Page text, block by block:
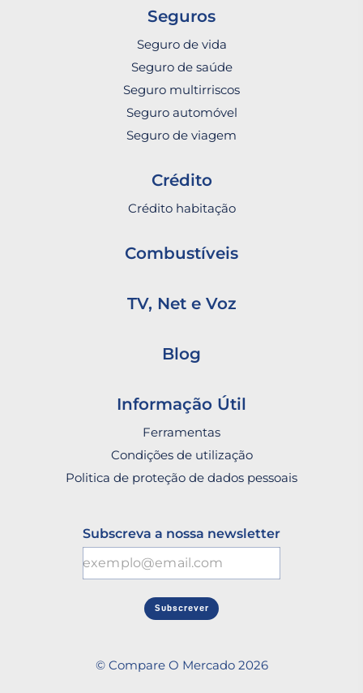
Seguros
Seguro de vida
Seguro de saúde
Seguro multirriscos
Seguro automóvel
Seguro de viagem
Crédito
Crédito habitação
Combustíveis
TV, Net e Voz
Blog
Informação Útil
Ferramentas
Condições de utilização
Politica de proteção de dados pessoais
Subscreva a nossa newsletter
Subscrever
© Compare O Mercado 2026